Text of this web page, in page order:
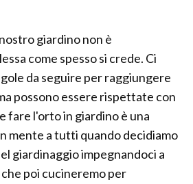
giardino non è
come spesso si crede. Ci
da seguire per raggiungere
possono essere rispettate con
fare l'orto in giardino è una
mente a tutti quando decidiamo
giardinaggio impegnandoci a
poi cucineremo per